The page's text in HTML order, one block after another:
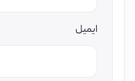
ایمیل